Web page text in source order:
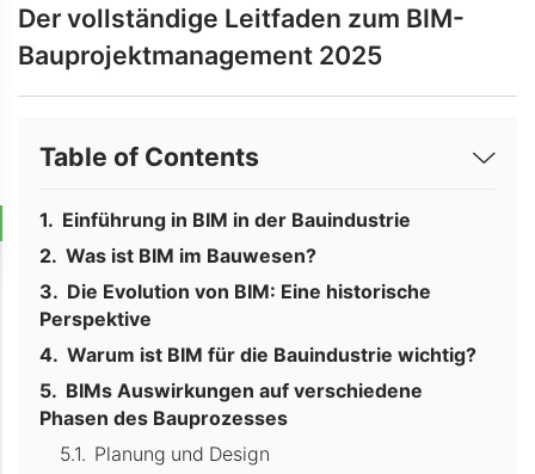
Der vollständige Leitfaden zum BIM-
Bauprojektmanagement 2025
Table of Contents
Einführung in BIM in der Bauindustrie
Was ist BIM im Bauwesen?
Die Evolution von BIM: Eine historische
Perspektive
Warum ist BIM für die Bauindustrie wichtig?
BIMs Auswirkungen auf verschiedene
Phasen des Bauprozesses
Planung und Design